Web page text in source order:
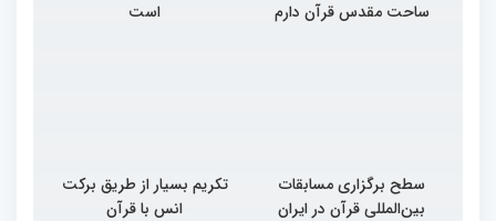
ساحت مقدس قرآن دارم
است
سطح برگزاری مسابقات
بین‌المللی قرآن در ایران
تکریم بسیار از طریق برکت
انس با قرآن